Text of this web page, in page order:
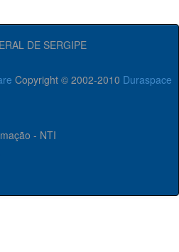
DE SERGIPE
Copyright © 2002-2010 Duraspace
- NTI